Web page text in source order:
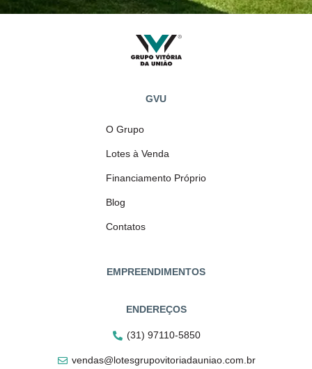
GVU
O Grupo
Lotes à Venda
Financiamento Próprio
Blog
Contatos
EMPREENDIMENTOS
ENDEREÇOS
(31) 97110-5850
vendas@lotesgrupovitoriadauniao.com.br